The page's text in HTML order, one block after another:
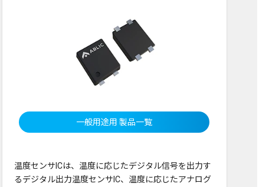
一般用途用 製品一覧
温度センサICは、温度に応じたデジタル信号を出力す
るデジタル出力温度センサIC、温度に応じたアナログ